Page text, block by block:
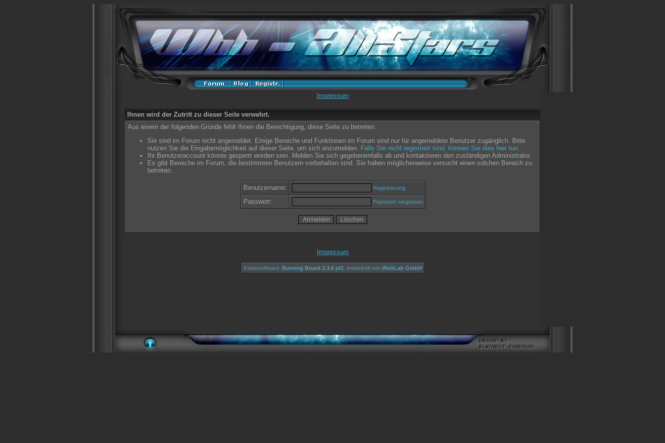
Impressum
Ihnen wird der Zutritt zu dieser Seite verwehrt.
Aus einem der folgenden Gründe fehlt Ihnen die Berechtigung, diese Seite zu betreten:
Sie sind im Forum nicht angemeldet. Einige Bereiche und Funktionen im Forum sind nur für angemeldete Benutzer zugänglich. Bitte
nutzen Sie die Eingabemöglichkeit auf dieser Seite, um sich anzumelden. Falls Sie nicht registriert sind, können Sie dies hier tun.
Ihr Benutzeraccount könnte gesperrt worden sein. Melden Sie sich gegebenenfalls ab und kontaktieren den zuständigen Administrator.
Es gibt Bereiche im Forum, die bestimmten Benutzern vorbehalten sind. Sie haben möglicherweise versucht einen solchen Bereich zu
betreten.
Benutzername: Registrierung
Passwort: Passwort vergessen
Impressum
Forensoftware: Burning Board 2.3.6 pl2, entwickelt von WoltLab GmbH